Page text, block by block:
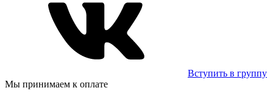
Вступить в группу
Мы принимаем к оплате